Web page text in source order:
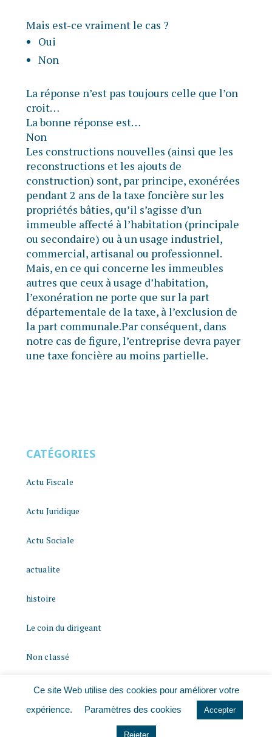
Mais est-ce vraiment le cas ?
Oui
Non
La réponse n’est pas toujours celle que l’on
croit…
La bonne réponse est…
Non
Les constructions nouvelles (ainsi que les
reconstructions et les ajouts de
construction) sont, par principe, exonérées
pendant 2 ans de la taxe foncière sur les
propriétés bâties, qu’il s’agisse d’un
immeuble affecté à l’habitation (principale
ou secondaire) ou à un usage industriel,
commercial, artisanal ou professionnel.
Mais, en ce qui concerne les immeubles
autres que ceux à usage d’habitation,
l’exonération ne porte que sur la part
départementale de la taxe, à l’exclusion de
la part communale.Par conséquent, dans
notre cas de figure, l’entreprise devra payer
une taxe foncière au moins partielle.
CATÉGORIES
Actu Fiscale
Actu Juridique
Actu Sociale
actualite
histoire
Le coin du dirigeant
Non classé
quizz
Ce site Web utilise des cookies pour améliorer votre
expérience.
Paramètres des cookies Accepter
Rejeter